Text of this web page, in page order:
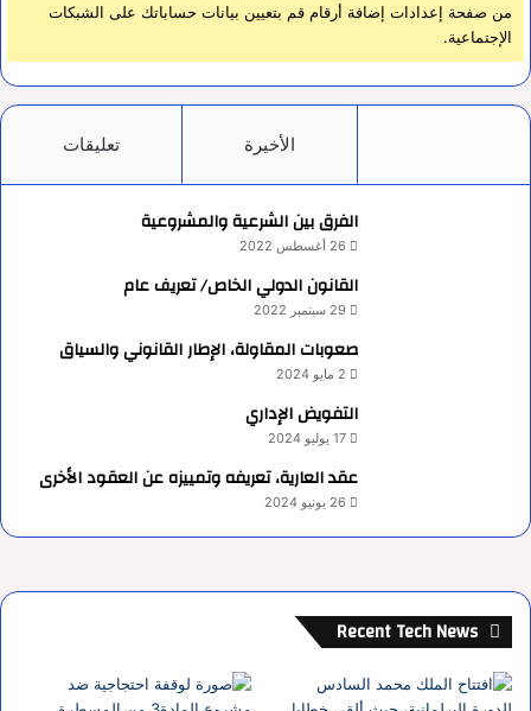
من صفحة إعدادات إضافة أرقام قم بتعيين بيانات حساباتك على الشبكات
الإجتماعية.
الأخيرة تعليقات
الفرق بين الشرعية والمشروعية
26 أغسطس 2022
القانون الدولي الخاص/ تعريف عام
29 سبتمبر 2022
صعوبات المقاولة، الإطار القانوني والسياق
2 مايو 2024
التفويض الإداري
17 يوليو 2024
عقد العارية، تعريفه وتمييزه عن العقود الأخرى
26 يونيو 2024
Recent Tech News